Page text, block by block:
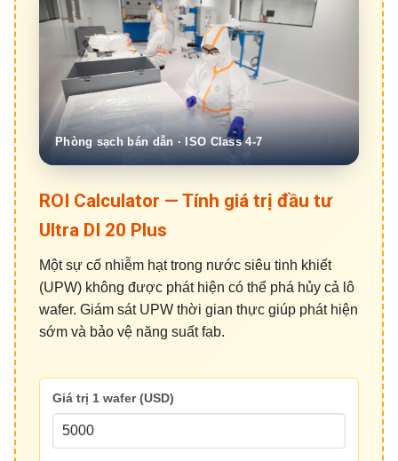
ROI Calculator — Tính giá trị đầu tư
Ultra DI 20 Plus
Một sự cố nhiễm hạt trong nước siêu tinh khiết
(UPW) không được phát hiện có thể phá hủy cả lô
wafer. Giám sát UPW thời gian thực giúp phát hiện
sớm và bảo vệ năng suất fab.
Giá trị 1 wafer (USD)